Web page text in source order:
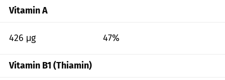
Vitamin A
426 μg 47%
Vitamin B1 (Thiamin)